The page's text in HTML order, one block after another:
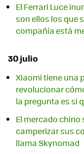
El Ferrari Luce
son ellos los que
compañía está
30 julio
Xiaomi tiene una
revolucionar
la pregunta es si
El mercado
camperizar sus
llama Skynomad